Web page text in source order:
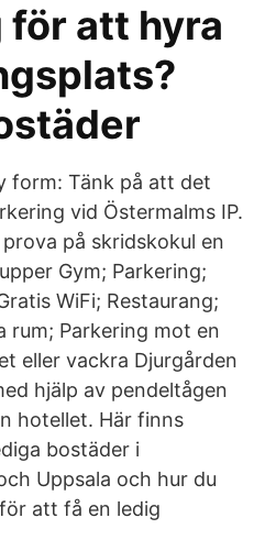
för att hyra
form: Tänk på att det
vid Östermalms IP.
på skridskokul en
Gym; Parkering;
WiFi; Restaurang;
rum; Parkering mot en
eller vackra Djurgården
hjälp av pendeltågen
hotellet. Här finns
bostäder i
Uppsala och hur du
att få en ledig